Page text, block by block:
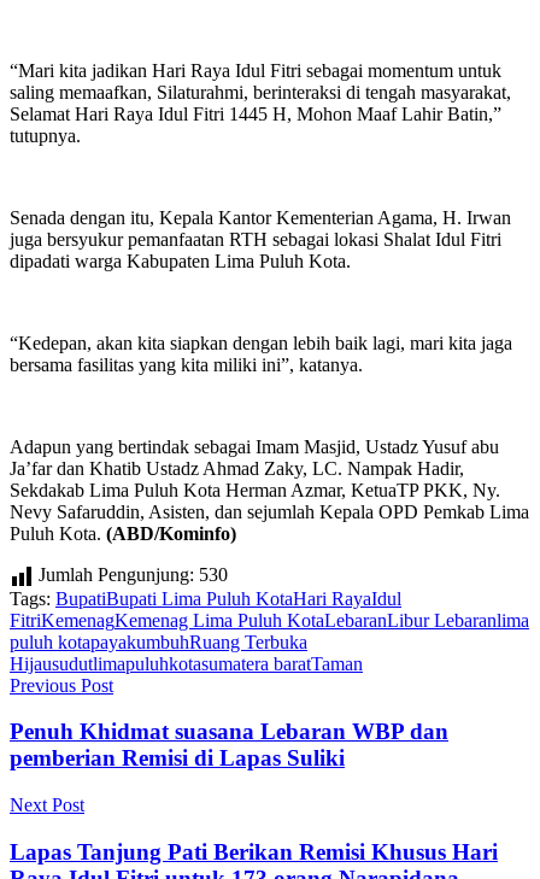
“Mari kita jadikan Hari Raya Idul Fitri sebagai momentum untuk
saling memaafkan, Silaturahmi, berinteraksi di tengah masyarakat,
Selamat Hari Raya Idul Fitri 1445 H, Mohon Maaf Lahir Batin,”
tutupnya.
Senada dengan itu, Kepala Kantor Kementerian Agama, H. Irwan
juga bersyukur pemanfaatan RTH sebagai lokasi Shalat Idul Fitri
dipadati warga Kabupaten Lima Puluh Kota.
“Kedepan, akan kita siapkan dengan lebih baik lagi, mari kita jaga
bersama fasilitas yang kita miliki ini”, katanya.
Adapun yang bertindak sebagai Imam Masjid, Ustadz Yusuf abu
Ja’far dan Khatib Ustadz Ahmad Zaky, LC. Nampak Hadir,
Sekdakab Lima Puluh Kota Herman Azmar, KetuaTP PKK, Ny.
Nevy Safaruddin, Asisten, dan sejumlah Kepala OPD Pemkab Lima
Puluh Kota. (ABD/Kominfo)
Jumlah Pengunjung: 530
Tags: BupatiBupati Lima Puluh KotaHari RayaIdul
FitriKemenagKemenag Lima Puluh KotaLebaranLibur Lebaranlima
puluh kotapayakumbuhRuang Terbuka
Hijausudutlimapuluhkotasumatera baratTaman
Previous Post
Penuh Khidmat suasana Lebaran WBP dan
pemberian Remisi di Lapas Suliki
Next Post
Lapas Tanjung Pati Berikan Remisi Khusus Hari